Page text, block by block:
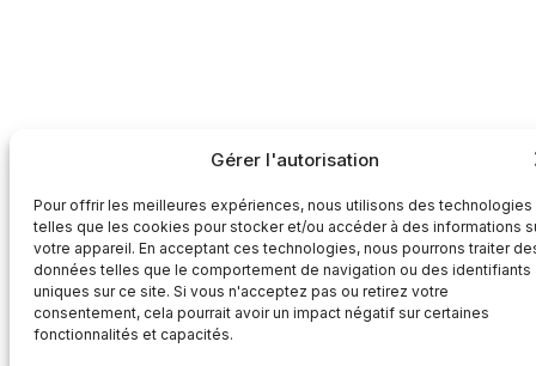
Gérer l'autorisation
Pour offrir les meilleures expériences, nous utilisons des technologies
telles que les cookies pour stocker et/ou accéder à des informations
votre appareil. En acceptant ces technologies, nous pourrons traiter
données telles que le comportement de navigation ou des identifiants
uniques sur ce site. Si vous n'acceptez pas ou retirez votre
consentement, cela pourrait avoir un impact négatif sur certaines
fonctionnalités et capacités.